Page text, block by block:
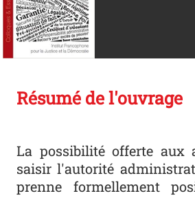
Résumé de l'ouvrage
La possibilité offerte aux
saisir l'autorité
prenne formellement